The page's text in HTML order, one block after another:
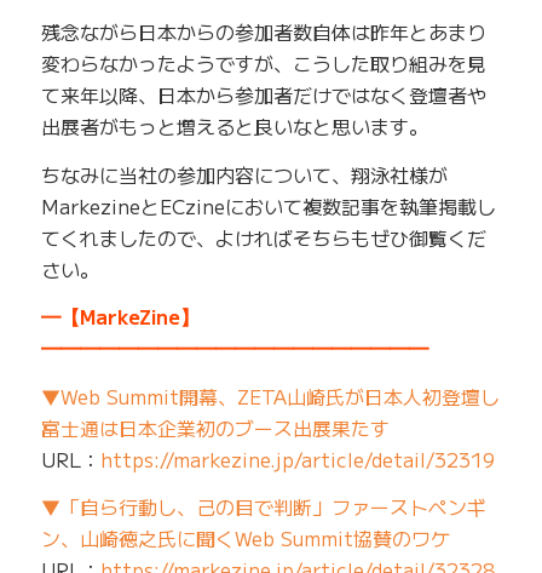
残念ながら日本からの参加者数自体は昨年とあまり
変わらなかったようですが、こうした取り組みを見
て来年以降、日本から参加者だけではなく登壇者や
出展者がもっと増えると良いなと思います。
ちなみに当社の参加内容について、翔泳社様が
MarkezineとECzineにおいて複数記事を執筆掲載し
てくれましたので、よければそちらもぜひ御覧くだ
さい。
━【MarkeZine】
━━━━━━━━━━━━━━━━━━━━
▼Web Summit開幕、ZETA山崎氏が日本人初登壇し
富士通は日本企業初のブース出展果たす
URL： https://markezine.jp/article/detail/32319
▼「自ら行動し、己の目で判断」ファーストペンギ
ン、山崎徳之氏に聞くWeb Summit協賛のワケ